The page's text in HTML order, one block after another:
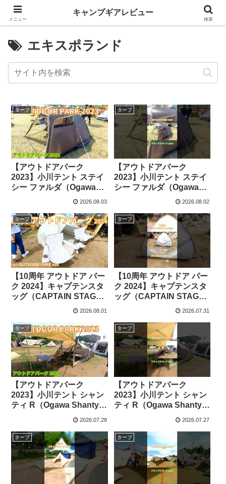
エキスポランド
タープ
【アウトドアパーク
2023】小川テント ステイ
シー ファルダ（Ogawa
Stacy Falda）2から3人用
2026.08.03
タープ
【アウトドアパーク
2023】小川テント ステイ
シー ファルダ（Ogawa
Stacy Falda）2から3人用
– akoakoa
2026.08.02
タープ
【10周年 アウトドア パー
ク 2024】キャプテンスタ
ッグ（CAPTAIN STAG）
ディズニー ポップアップ
UV（くまのプーさん こん
にちは）MA 1093の紹介 –
cocoa
2026.08.01
タープ
【10周年 アウトドア パー
ク 2024】キャプテンスタ
ッグ（CAPTAIN STAG）
ディズニー ポップアップ
UV（くまのプーさん こん
にちは）MA-1093の紹介
#Short – cocoa
2026.07.31
タープ
【アウトドアパーク
2023】小川テント シャン
ティ R（Ogawa Shanty
2026.07.28
タープ
【アウトドアパーク
2023】小川テント シャン
ティ R（Ogawa Shanty
ショート – akoakoa
2026.07.27
タープ タープ
メニュー
キャンプギアレビュー
検索